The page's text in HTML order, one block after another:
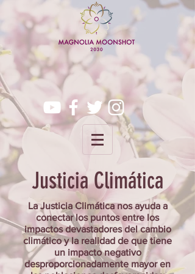
Justicia Climática
La Justicia Climática nos ayuda a
conectar los puntos entre los
impactos devastadores del cambio
climático y la realidad de que tiene
un impacto negativo
desproporcionadamente mayor en